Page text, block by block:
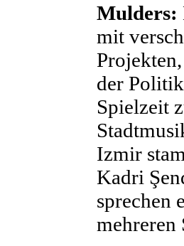
Mulders:
mit
der
Spielzeit
Izmir
Kadri
sprechen
mehreren